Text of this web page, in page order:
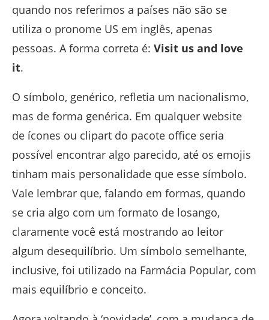
quando nos referimos a países não são se
utiliza o pronome US em inglês, apenas
pessoas. A forma correta é: Visit us and love
it.
O símbolo, genérico, refletia um nacionalismo,
mas de forma genérica. Em qualquer website
de ícones ou clipart do pacote office seria
possível encontrar algo parecido, até os emojis
tinham mais personalidade que esse símbolo.
Vale lembrar que, falando em formas, quando
se cria algo com um formato de losango,
claramente você está mostrando ao leitor
algum desequilíbrio. Um símbolo semelhante,
inclusive, foi utilizado na Farmácia Popular, com
mais equilíbrio e conceito.